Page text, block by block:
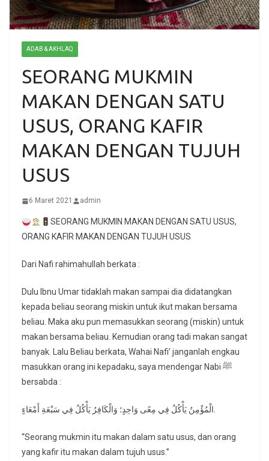
ADAB & AKHLAQ
SEORANG MUKMIN
MAKAN DENGAN SATU
USUS, ORANG KAFIR
MAKAN DENGAN TUJUH
USUS
6 Maret 2021 admin
SEORANG MUKMIN MAKAN DENGAN SATU USUS,
ORANG KAFIR MAKAN DENGAN TUJUH USUS
Dari Nafi rahimahullah berkata :
Dulu Ibnu Umar tidaklah makan sampai dia didatangkan
kepada beliau seorang miskin untuk ikut makan bersama
beliau. Maka aku pun memasukkan seorang (miskin) untuk
makan bersama beliau. Kemudian orang tadi makan sangat
banyak. Lalu Beliau berkata, Wahai Nafi’ janganlah engkau
masukkan orang ini kepadaku, saya mendengar Nabi ﷺ
bersabda :
الْمُؤْمِنُ يَأْكُلُ فِي مِعًى وَاحِدٍ؛ وَالْكَافِرُ يَأْكُلُ فِي سَبْعَةِ أَمْعَاءٍ.
“Seorang mukmin itu makan dalam satu usus, dan orang
yang kafir itu makan dalam tujuh usus.”